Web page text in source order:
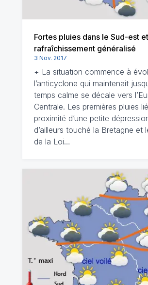
Fortes pluies dans le Sud-est et
rafraîchissement généralisé
3 Nov. 2017
+ La situation commence à
l’anticyclone qui maintenait
temps calme se décale vers
Centrale. Les premières pluies
proximité d’une petite
d’ailleurs touché la Bretagne et
de la Loi…